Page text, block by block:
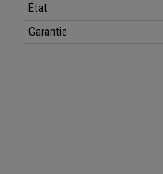
État
Garantie